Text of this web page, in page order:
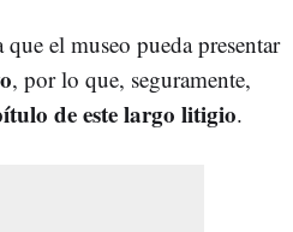
el museo pueda presentar
, por lo que, seguramente,
de este largo litigio.